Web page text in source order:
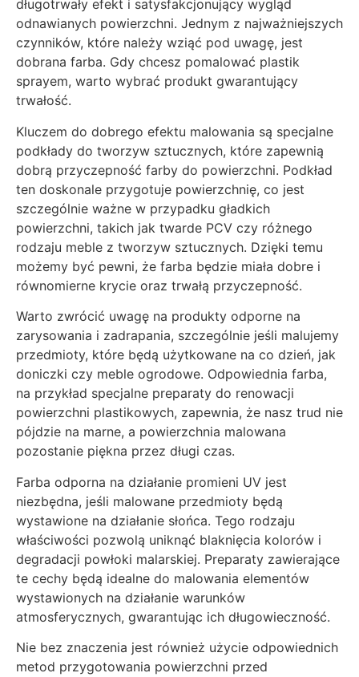
długotrwały efekt i satysfakcjonujący wygląd
odnawianych powierzchni. Jednym z najważniejszych
czynników, które należy wziąć pod uwagę, jest
dobrana farba. Gdy chcesz pomalować plastik
sprayem, warto wybrać produkt gwarantujący
trwałość.
Kluczem do dobrego efektu malowania są specjalne
podkłady do tworzyw sztucznych, które zapewnią
dobrą przyczepność farby do powierzchni. Podkład
ten doskonale przygotuje powierzchnię, co jest
szczególnie ważne w przypadku gładkich
powierzchni, takich jak twarde PCV czy różnego
rodzaju meble z tworzyw sztucznych. Dzięki temu
możemy być pewni, że farba będzie miała dobre i
równomierne krycie oraz trwałą przyczepność.
Warto zwrócić uwagę na produkty odporne na
zarysowania i zadrapania, szczególnie jeśli malujemy
przedmioty, które będą użytkowane na co dzień, jak
doniczki czy meble ogrodowe. Odpowiednia farba,
na przykład specjalne preparaty do renowacji
powierzchni plastikowych, zapewnia, że nasz trud nie
pójdzie na marne, a powierzchnia malowana
pozostanie piękna przez długi czas.
Farba odporna na działanie promieni UV jest
niezbędna, jeśli malowane przedmioty będą
wystawione na działanie słońca. Tego rodzaju
właściwości pozwolą uniknąć blaknięcia kolorów i
degradacji powłoki malarskiej. Preparaty zawierające
te cechy będą idealne do malowania elementów
wystawionych na działanie warunków
atmosferycznych, gwarantując ich długowieczność.
Nie bez znaczenia jest również użycie odpowiednich
metod przygotowania powierzchni przed